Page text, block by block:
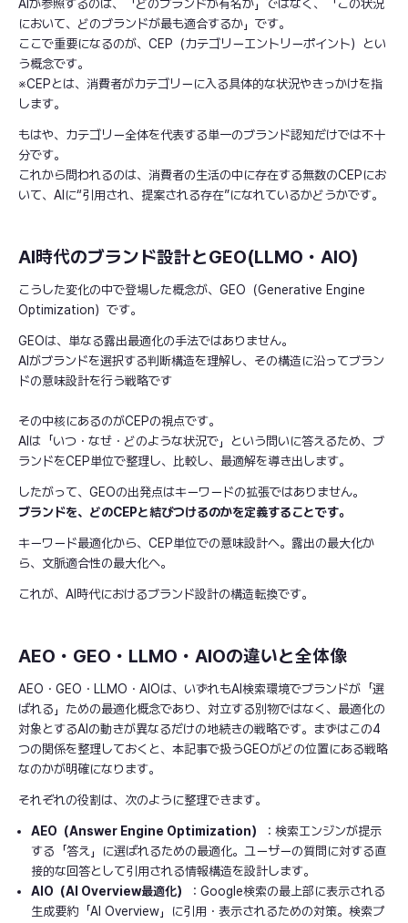
AIが参照するのは、「どのブランドが有名か」ではなく、「この状況
において、どのブランドが最も適合するか」です。
ここで重要になるのが、CEP（カテゴリーエントリーポイント）とい
う概念です。
※CEPとは、消費者がカテゴリーに入る具体的な状況やきっかけを指
します。
もはや、カテゴリー全体を代表する単一のブランド認知だけでは不十
分です。
これから問われるのは、消費者の生活の中に存在する無数のCEPにお
いて、AIに“引用され、提案される存在”になれているかどうかです。
AI時代のブランド設計とGEO(LLMO・AIO)
こうした変化の中で登場した概念が、GEO（Generative Engine
Optimization）です。
GEOは、単なる露出最適化の手法ではありません。
AIがブランドを選択する判断構造を理解し、その構造に沿ってブラン
ドの意味設計を行う戦略です
その中核にあるのがCEPの視点です。
AIは「いつ・なぜ・どのような状況で」という問いに答えるため、ブ
ランドをCEP単位で整理し、比較し、最適解を導き出します。
したがって、GEOの出発点はキーワードの拡張ではありません。
ブランドを、どのCEPと結びつけるのかを定義することです。
キーワード最適化から、CEP単位での意味設計へ。露出の最大化か
ら、文脈適合性の最大化へ。
これが、AI時代におけるブランド設計の構造転換です。
AEO・GEO・LLMO・AIOの違いと全体像
AEO・GEO・LLMO・AIOは、いずれもAI検索環境でブランドが「選
ばれる」ための最適化概念であり、対立する別物ではなく、最適化の
対象とするAIの動きが異なるだけの地続きの戦略です。まずはこの4
つの関係を整理しておくと、本記事で扱うGEOがどの位置にある戦略
なのかが明確になります。
それぞれの役割は、次のように整理できます。
AEO（Answer Engine Optimization）
：検索エンジンが提示
する「答え」に選ばれるための最適化。ユーザーの質問に対する直
接的な回答として引用される情報構造を設計します。
AIO（AI Overview最適化）
：Google検索の最上部に表示される
生成要約「AI Overview」に引用・表示されるための対策。検索プ